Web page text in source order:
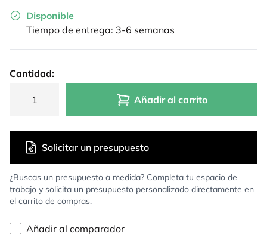
Disponible
Tiempo de entrega: 3-6 semanas
Cantidad:
Añadir al carrito
¿Buscas un presupuesto a medida? Completa tu espacio de
trabajo y solicita un presupuesto personalizado directamente en
el carrito de compras.
Solicitar un presupuesto
Añadir al comparador